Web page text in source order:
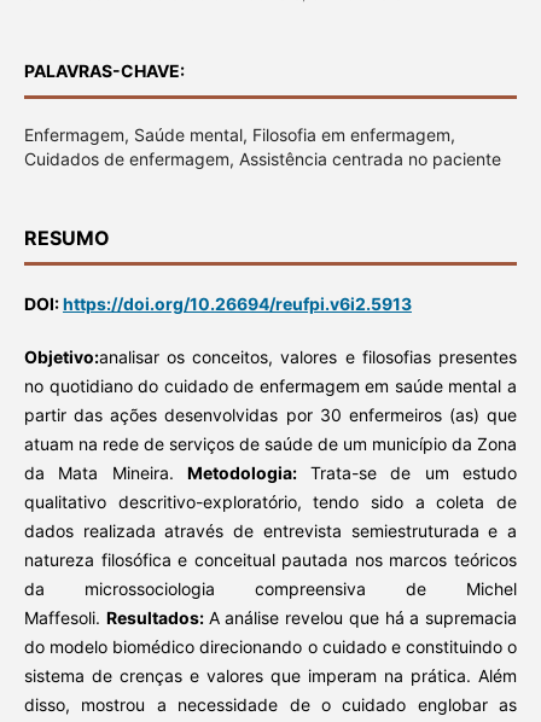
PALAVRAS-CHAVE:
Enfermagem, Saúde mental, Filosofia em enfermagem,
Cuidados de enfermagem, Assistência centrada no paciente
RESUMO
DOI:https://doi.org/10.26694/reufpi.v6i2.5913
Objetivo:analisar os conceitos, valores e filosofias presentes
no quotidiano do cuidado de enfermagem em saúde mental a
partir das ações desenvolvidas por 30 enfermeiros (as) que
atuam na rede de serviços de saúde de um município da Zona
da Mata Mineira. Metodologia:Trata-se de um estudo
qualitativo descritivo-exploratório, tendo sido a coleta de
dados realizada através de entrevista semiestruturada e a
natureza filosófica e conceitual pautada nos marcos teóricos
da microssociologia compreensiva de Michel
Maffesoli. Resultados: A análise revelou que há a supremacia
do modelo biomédico direcionando o cuidado e constituindo o
sistema de crenças e valores que imperam na prática. Além
disso, mostrou a necessidade de o cuidado englobar as